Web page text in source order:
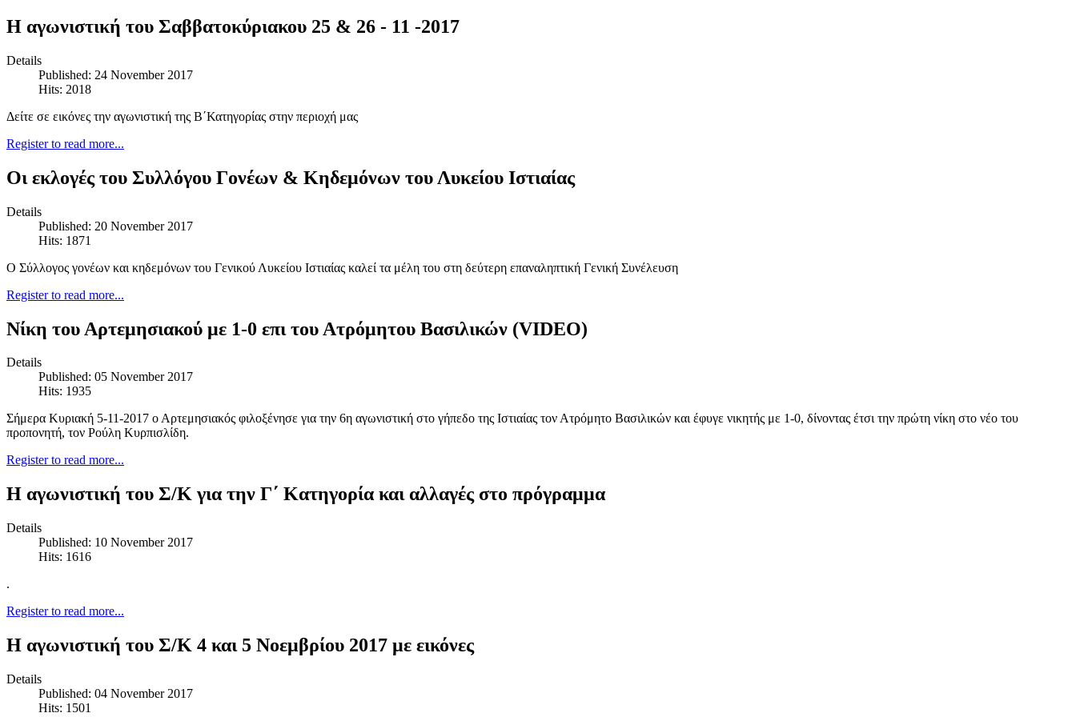
H αγωνιστική του Σαββατοκύριακου 25 & 26 - 11 -2017
Details
Published: 24 November 2017
Hits: 2018
Δείτε σε εικόνες την αγωνιστική της Β΄Κατηγορίας στην περιοχή μας
Register to read more...
Οι εκλογές του Συλλόγου Γονέων & Κηδεμόνων του Λυκείου Ιστιαίας
Details
Published: 20 November 2017
Hits: 1871
Ο Σύλλογος γονέων και κηδεμόνων του Γενικού Λυκείου Ιστιαίας καλεί τα μέλη του στη δεύτερη επαναληπτική Γενική Συνέλευση
Register to read more...
Νίκη του Αρτεμησιακού με 1-0 επι του Ατρόμητου Βασιλικών (VIDEO)
Details
Published: 05 November 2017
Hits: 1935
Σήμερα Κυριακή 5-11-2017 ο Αρτεμησιακός φιλοξένησε για την 6η αγωνιστική στο γήπεδο της Ιστιαίας τον Ατρόμητο Βασιλικών και έφυγε νικητής με 1-0, δίνοντας έτσι την πρώτη νίκη στο νέο του
προπονητή, τον Ρούλη Κυρπισλίδη.
Register to read more...
Η αγωνιστική του Σ/Κ για την Γ΄ Κατηγορία και αλλαγές στο πρόγραμμα
Details
Published: 10 November 2017
Hits: 1616
.
Register to read more...
Η αγωνιστική του Σ/Κ 4 και 5 Νοεμβρίου 2017 με εικόνες
Details
Published: 04 November 2017
Hits: 1501